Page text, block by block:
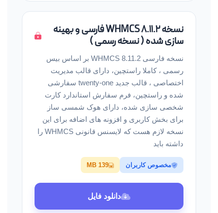
نسخه WHMCS 8.11.2 فارسی و بهینه
سازی شده ( نسخه رسمی )
نسخه فارسی WHMCS 8.11.2 بر اساس بیس
رسمی ، کاملا راستچین، دارای قالب مدیریت
اختصاصی ، قالب جدید twenty-one سفارشی
شده و راستچین، فرم سفارش استاندارد کارت
شخصی سازی شده، دارای هوک شمسی ساز
برای بخش کاربری و افزونه های اضافه برای این
نسخه لازم هست که لایسنس قانونی WHMCS را
داشته باید
مخصوص کاربران 139 MB
دانلود فایل